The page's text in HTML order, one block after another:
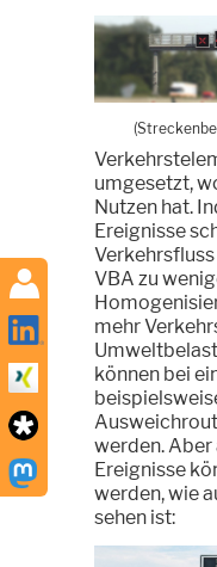
umgesetzt,
Nutzen hat.
Ereignisse
VBA zu
mehr
können bei
werden.
Ereignisse
werden, wie
sehen ist: